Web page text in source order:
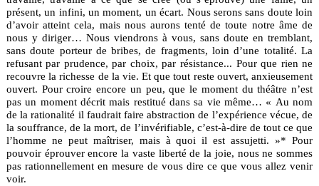
présent, un infini, un moment, un écart. Nous serons sans doute loin
d’avoir atteint cela, mais nous aurons tenté de toute notre âme de
nous y diriger… Nous viendrons à vous, sans doute en tremblant,
sans doute porteur de bribes, de fragments, loin d’une totalité. La
refusant par prudence, par choix, par résistance... Pour que rien ne
recouvre la richesse de la vie. Et que tout reste ouvert, anxieusement
ouvert. Pour croire encore un peu, que le moment du théâtre n’est
pas un moment décrit mais restitué dans sa vie même… « Au nom
de la rationalité il faudrait faire abstraction de l’expérience vécue, de
la souffrance, de la mort, de l’invérifiable, c’est-à-dire de tout ce que
l’homme ne peut maîtriser, mais à quoi il est assujetti. »* Pour
pouvoir éprouver encore la vaste liberté de la joie, nous ne sommes
pas rationnellement en mesure de vous dire ce que vous allez venir
voir.